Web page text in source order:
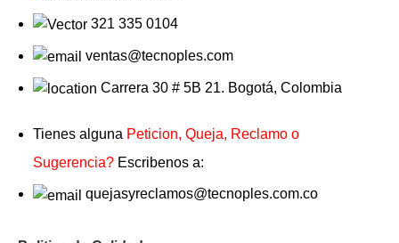
321 335 0104
ventas@tecnoples.com
Carrera 30 # 5B 21. Bogotá, Colombia
Tienes alguna Peticion, Queja, Reclamo o
Sugerencia? Escribenos a:
quejasyreclamos@tecnoples.com.co